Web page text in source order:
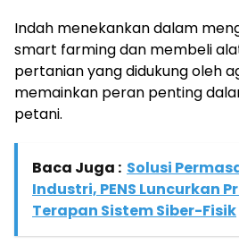
Indah menekankan dalam
smart farming dan membeli
pertanian yang didukung oleh
memainkan peran penting
petani.
Baca Juga : Solusi
Industri, PENS Luncurkan
Terapan Sistem Siber-Fisik